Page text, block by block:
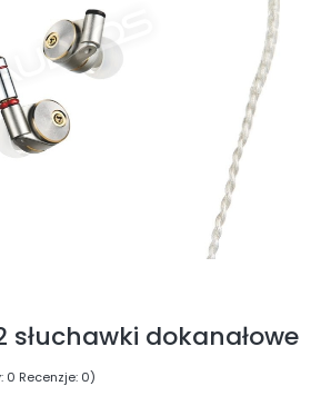
słuchawki dokanałowe
0 Recenzje: 0)
sekcji Opinie